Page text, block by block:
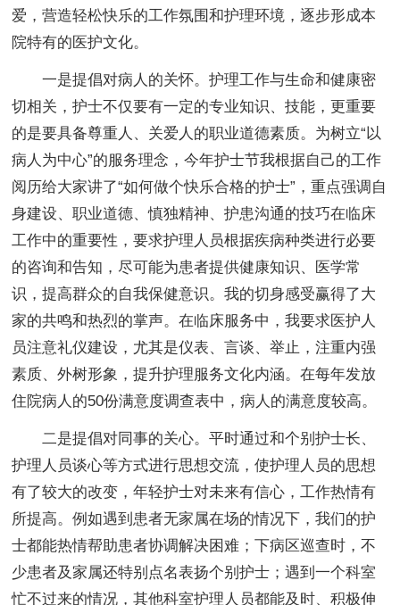
爱，营造轻松快乐的工作氛围和护理环境，逐步形成本
院特有的医护文化。
一是提倡对病人的关怀。护理工作与生命和健康密
切相关，护士不仅要有一定的专业知识、技能，更重要
的是要具备尊重人、关爱人的职业道德素质。为树立“以
病人为中心”的服务理念，今年护士节我根据自己的工作
阅历给大家讲了“如何做个快乐合格的护士”，重点强调自
身建设、职业道德、慎独精神、护患沟通的技巧在临床
工作中的重要性，要求护理人员根据疾病种类进行必要
的咨询和告知，尽可能为患者提供健康知识、医学常
识，提高群众的自我保健意识。我的切身感受赢得了大
家的共鸣和热烈的掌声。在临床服务中，我要求医护人
员注意礼仪建设，尤其是仪表、言谈、举止，注重内强
素质、外树形象，提升护理服务文化内涵。在每年发放
住院病人的50份满意度调查表中，病人的满意度较高。
二是提倡对同事的关心。平时通过和个别护士长、
护理人员谈心等方式进行思想交流，使护理人员的思想
有了较大的改变，年轻护士对未来有信心，工作热情有
所提高。例如遇到患者无家属在场的情况下，我们的护
士都能热情帮助患者协调解决困难；下病区巡查时，不
少患者及家属还特别点名表扬个别护士；遇到一个科室
忙不过来的情况，其他科室护理人员都能及时、积极伸